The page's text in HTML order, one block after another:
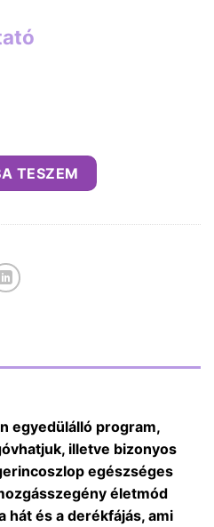
TESZEM
egyedülálló program,
illetve bizonyos
egészséges
életmód
hát és a derékfájás, ami